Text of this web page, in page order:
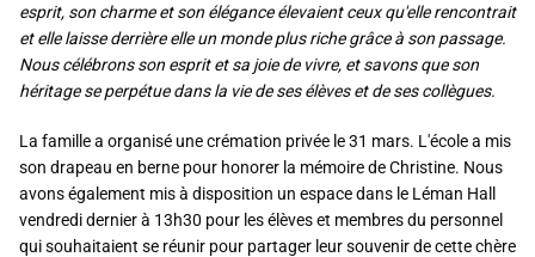
esprit, son charme et son élégance élevaient ceux qu'elle rencontrait
et elle laisse derrière elle un monde plus riche grâce à son passage.
Nous célébrons son esprit et sa joie de vivre, et savons que son
héritage se perpétue dans la vie de ses élèves et de ses collègues.
La famille a organisé une crémation privée le 31 mars. L'école a mis
son drapeau en berne pour honorer la mémoire de Christine. Nous
avons également mis à disposition un espace dans le Léman Hall
vendredi dernier à 13h30 pour les élèves et membres du personnel
qui souhaitaient se réunir pour partager leur souvenir de cette chère